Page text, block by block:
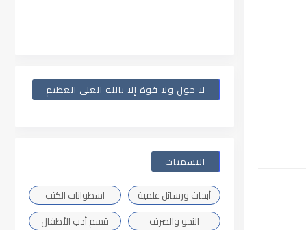
لا حول ولا قوة إلا بالله العلى العظيم
التسميات
أبحاث ورسائل علمية
اسطوانات الكتب
النحو والصرف
قسم أدب الأطفال